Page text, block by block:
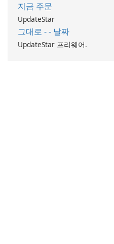
여 시스템 성능과 안정성을 최
적화합니다.
지금 주문
UpdateStar
그대로 - - 날짜
UpdateStar 프리웨어.